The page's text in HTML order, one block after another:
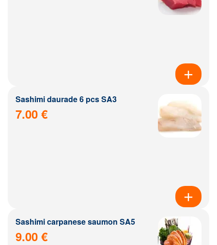
Sashimi daurade 6 pcs SA3
7.00 €
Sashimi carpanese saumon SA5
9.00 €